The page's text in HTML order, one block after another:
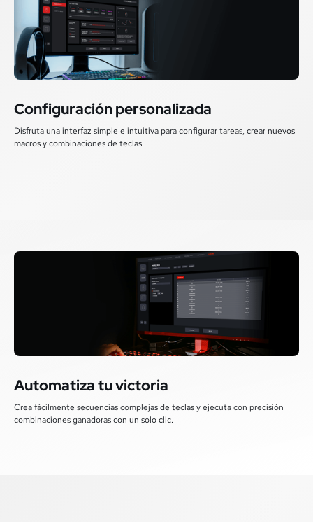
Configuración personalizada
Disfruta una interfaz simple e intuitiva para configurar tareas, crear nuevos
macros y combinaciones de teclas.
Automatiza tu victoria
Crea fácilmente secuencias complejas de teclas y ejecuta con precisión
combinaciones ganadoras con un solo clic.